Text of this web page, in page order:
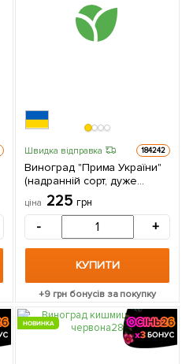
Швидка відправка 184242
Виноград "Прима України"
(надранній сорт, дуже
велика ягода гармонійного
смаку) 1 саджанець в
ціна 225 грн
- +
КУПИТИ
+9грн бонусів за покупку
НОВИНКА